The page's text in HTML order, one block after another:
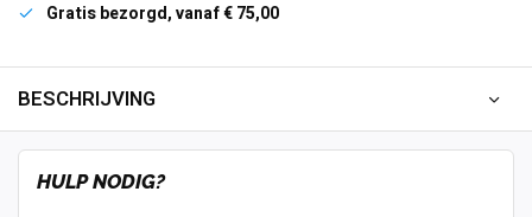
Gratis bezorgd, vanaf € 75,00
BESCHRIJVING
HULP NODIG?